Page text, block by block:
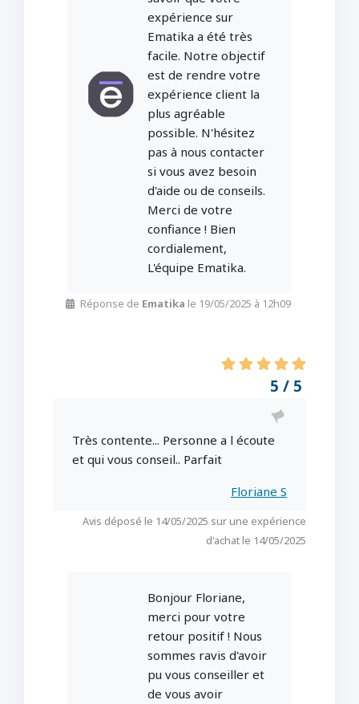
expérience sur
Ematika a été très
facile. Notre objectif
est de rendre votre
expérience client la
plus agréable
possible. N'hésitez
pas à nous contacter
si vous avez besoin
d'aide ou de conseils.
Merci de votre
confiance ! Bien
cordialement,
L'équipe Ematika.
Réponse de Ematika le 19/05/2025 à 12h09
5 / 5
Très contente... Personne a l écoute
et qui vous conseil.. Parfait
Floriane S
Avis déposé le 14/05/2025 sur une expérience
d'achat le 14/05/2025
Bonjour Floriane,
merci pour votre
retour positif ! Nous
sommes ravis d'avoir
pu vous conseiller et
de vous avoir